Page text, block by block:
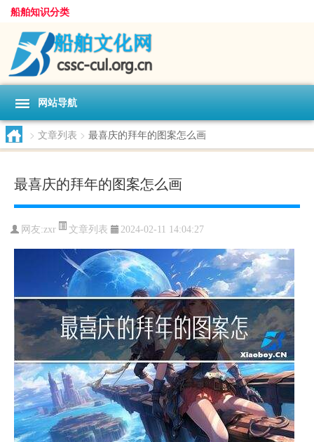
船舶知识分类
网站导航
> 文章列表 > 最喜庆的拜年的图案怎么画
最喜庆的拜年的图案怎么画
网友:zxr 文章列表 2024-02-11 14:04:27